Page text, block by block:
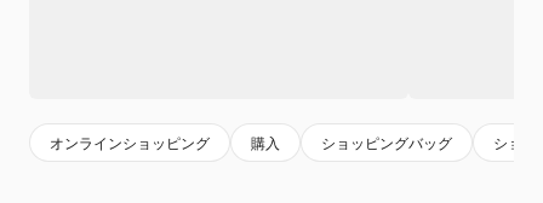
オンラインショッピング 購入 ショッピングバッグ ショッ